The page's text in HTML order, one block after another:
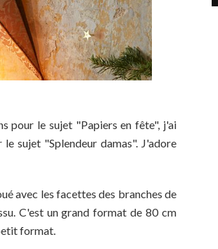
pour le sujet "Papiers en fête", j'ai
sujet "Splendeur damas". J'adore
avec les facettes des branches de
C'est un grand format de 80 cm
format.